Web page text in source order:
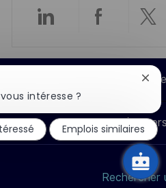
Partager
via
LinkedIn
Partager
via
Paramètres
Données
Rechercher
intéresse ?
du
Emplois similaires